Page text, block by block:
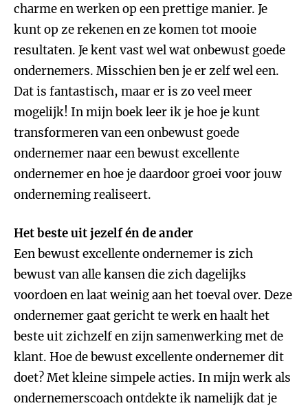
charme en werken op een prettige manier. Je
kunt op ze rekenen en ze komen tot mooie
resultaten. Je kent vast wel wat onbewust goede
ondernemers. Misschien ben je er zelf wel een.
Dat is fantastisch, maar er is zo veel meer
mogelijk! In mijn boek leer ik je hoe je kunt
transformeren van een onbewust goede
ondernemer naar een bewust excellente
ondernemer en hoe je daardoor groei voor jouw
onderneming realiseert.
Het beste uit jezelf én de ander
Een bewust excellente ondernemer is zich
bewust van alle kansen die zich dagelijks
voordoen en laat weinig aan het toeval over. Deze
ondernemer gaat gericht te werk en haalt het
beste uit zichzelf en zijn samenwerking met de
klant. Hoe de bewust excellente ondernemer dit
doet? Met kleine simpele acties. In mijn werk als
ondernemerscoach ontdekte ik namelijk dat je